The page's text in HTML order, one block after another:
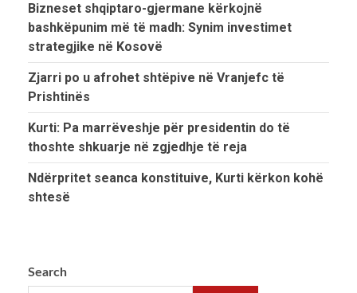
Bizneset shqiptaro-gjermane kërkojnë
bashkëpunim më të madh: Synim investimet
strategjike në Kosovë
Zjarri po u afrohet shtëpive në Vranjefc të
Prishtinës
Kurti: Pa marrëveshje për presidentin do të
thoshte shkuarje në zgjedhje të reja
Ndërpritet seanca konstituive, Kurti kërkon kohë
shtesë
Search